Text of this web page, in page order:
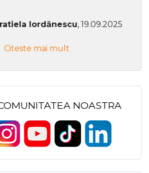
Iordănescu, 19.09.2025
Citeste mai mult
NOASTRA